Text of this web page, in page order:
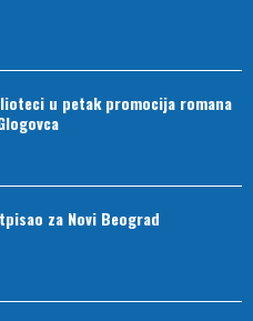
u petak promocija romana
za Novi Beograd